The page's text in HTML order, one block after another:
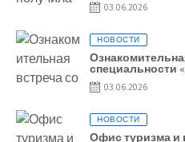
03.06.2026
НОВОСТИ
специальности
03.06.2026
НОВОСТИ
Офис туризма и